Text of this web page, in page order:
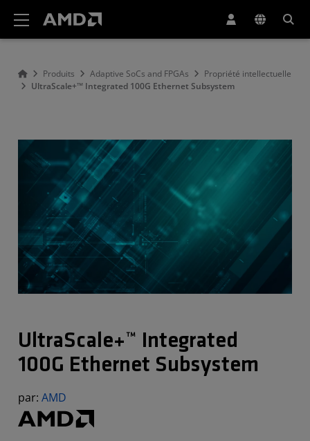
Produits Adaptive SoCs and FPGAs
Propriété intellectuelle
UltraScale+™ Integrated 100G Ethernet Subsystem
UltraScale+™ Integrated
100G Ethernet Subsystem
par: AMD